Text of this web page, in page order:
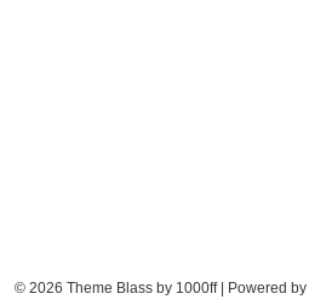
© 2026 Theme Blass by 1000ff | Powered by